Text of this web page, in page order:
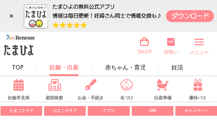
×
TOP 妊娠・出産 赤ちゃん・育児 妊活
SHOP 内祝い メニュー
妊娠早見表 産院検索 お金・手続き 名づけ 出産準備 優待パス
たまごクラブ ひよこクラブ アプリ SNS キャンペーン